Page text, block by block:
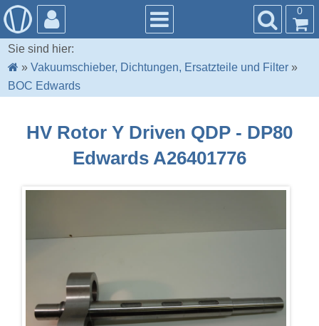
0
Sie sind hier:
»Vakuumschieber, Dichtungen, Ersatzteile und Filter »
BOC Edwards
HV Rotor Y Driven QDP - DP80
Edwards A26401776